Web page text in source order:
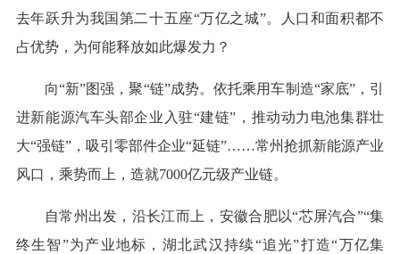
去年跃升为我国第二十五座“万亿之城”。人口和面积都不
占优势，为何能释放如此爆发力？
向“新”图强，聚“链”成势。依托乘用车制造“家底”，引
进新能源汽车头部企业入驻“建链”，推动动力电池集群壮
大“强链”，吸引零部件企业“延链”……常州抢抓新能源产业
风口，乘势而上，造就7000亿元级产业链。
自常州出发，沿长江而上，安徽合肥以“芯屏汽合”“集
终生智”为产业地标，湖北武汉持续“追光”打造“万亿集